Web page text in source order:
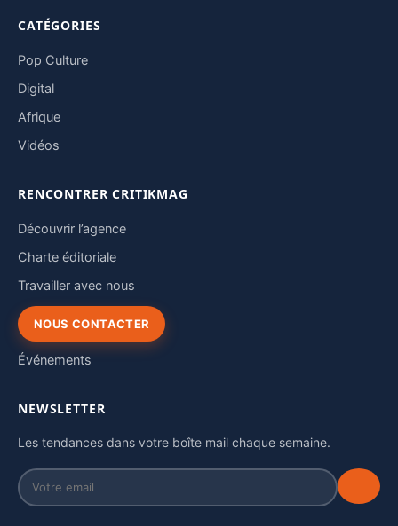
CATÉGORIES
Pop Culture
Digital
Afrique
Vidéos
RENCONTRER CRITIKMAG
Découvrir l’agence
Charte éditoriale
Travailler avec nous
NOUS CONTACTER
Événements
NEWSLETTER
Les tendances dans votre boîte mail chaque semaine.